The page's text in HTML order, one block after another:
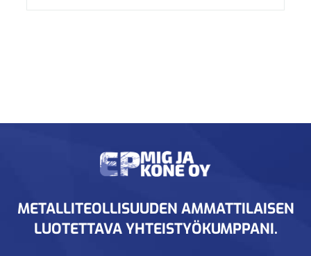
METALLITEOLLISUUDEN AMMATTILAISEN
LUOTETTAVA YHTEISTYÖKUMPPANI.